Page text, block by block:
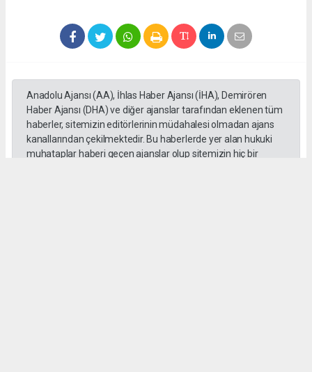
Anadolu Ajansı (AA), İhlas Haber Ajansı (İHA), Demirören
Haber Ajansı (DHA) ve diğer ajanslar tarafından eklenen tüm
haberler, sitemizin editörlerinin müdahalesi olmadan ajans
kanallarından çekilmektedir. Bu haberlerde yer alan hukuki
muhataplar haberi geçen ajanslar olup sitemizin hiç bir